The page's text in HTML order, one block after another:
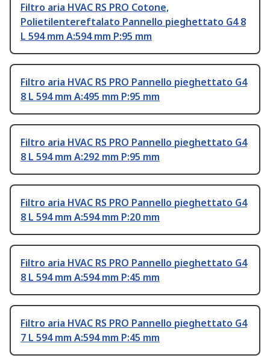
Filtro aria HVAC RS PRO Cotone,
Polietilentereftalato Pannello pieghettato G4 8
L 594 mm A:594 mm P:95 mm
Filtro aria HVAC RS PRO Pannello pieghettato G4
8 L 594 mm A:495 mm P:95 mm
Filtro aria HVAC RS PRO Pannello pieghettato G4
8 L 594 mm A:292 mm P:95 mm
Filtro aria HVAC RS PRO Pannello pieghettato G4
8 L 594 mm A:594 mm P:20 mm
Filtro aria HVAC RS PRO Pannello pieghettato G4
8 L 594 mm A:594 mm P:45 mm
Filtro aria HVAC RS PRO Pannello pieghettato G4
7 L 594 mm A:594 mm P:45 mm